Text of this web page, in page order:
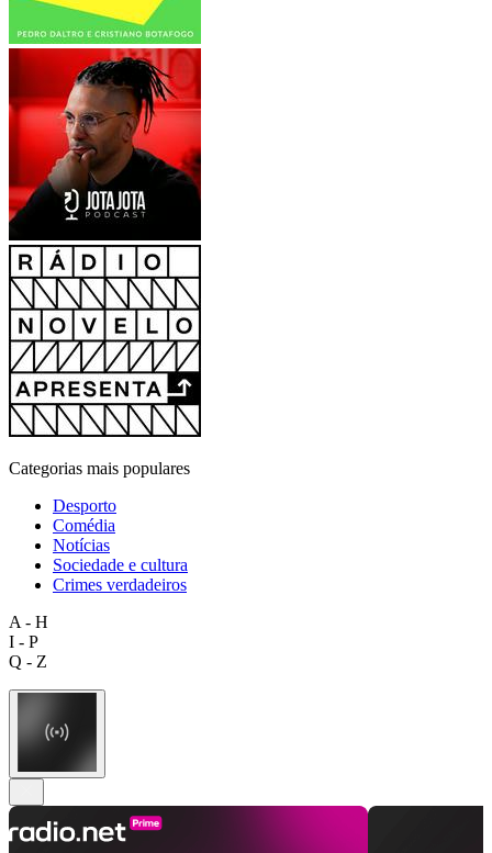
Categorias mais populares
Desporto
Comédia
Notícias
Sociedade e cultura
Crimes verdadeiros
A - H
I - P
Q - Z